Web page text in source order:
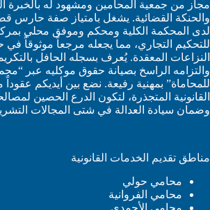
مجاز من جمعية المحامين ومشهود له بالخبرة
والحنكة القضائية. يشغل بامتياز صفة حارس
لدى المحكمة الكلية ومحكم وموفق محلي
للتحكيم التجاري، مما يجعله مرجعاً موثوقاً
النزاعات المعقدة. يُعرف بسجله الحافل
والتزامه الراسخ بصيانة حقوق موكليه عبر
للمحاماة” بمهنية رفيعة. نضع بين أيديكم
القانونية المتجذرة، لتكون الدرع الحصين
وضمان سيادة العدالة في شتى المجالات
مناطق تقديم الخدمات القانونية
محامي حولي
محامي الفروانية
محامي الأحمدي